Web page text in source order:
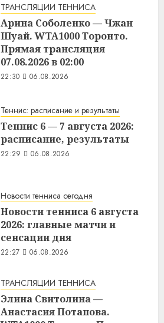
ТРАНСЛЯЦИИ ТЕННИСА
Арина Соболенко — Чжан
Шуай. WTA1000 Торонто.
Прямая трансляция
07.08.2026 в 02:00
22:30 06.08.2026
Теннис: расписание и результаты
Теннис 6 — 7 августа 2026:
расписание, результаты
22:29 06.08.2026
Новости тенниса сегодня
Новости тенниса 6 августа
2026: главные матчи и
сенсации дня
22:27 06.08.2026
ТРАНСЛЯЦИИ ТЕННИСА
Элина Свитолина —
Анастасия Потапова.